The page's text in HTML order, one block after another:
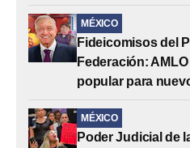
MÉXICO
Fideicomisos del
Federación:
popular para
MÉXICO
Poder Judicial de